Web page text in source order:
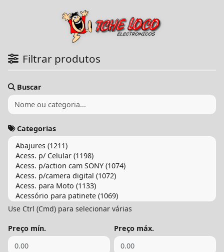
Filtrar produtos
Buscar
Categorias
Use Ctrl (Cmd) para selecionar várias
Preço mín. Preço máx.